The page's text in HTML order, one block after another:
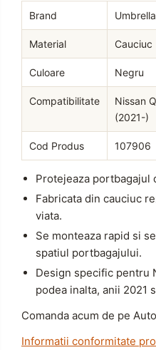
Brand Umbrella
Material Cauciuc
Culoare Negru
Compatibilitate
Nissan
(2021-)
Cod Produs 107906
Protejeaza portbagajul
Fabricata din cauciuc
viata.
Se monteaza rapid si
spatiul portbagajului.
Design specific pentru
podea inalta, anii 2021
Comanda acum de pe
Informatii conformitate